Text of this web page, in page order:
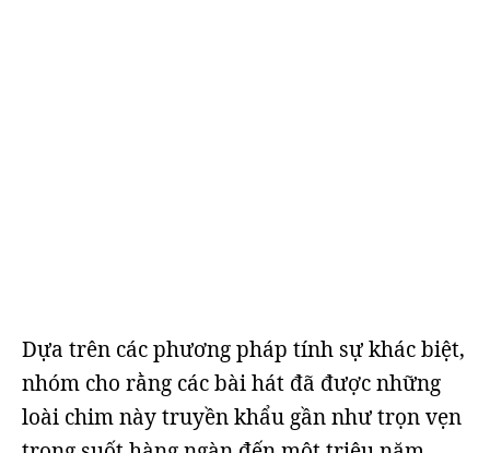
Dựa trên các phương pháp tính sự khác biệt,
nhóm cho rằng các bài hát đã được những
loài chim này truyền khẩu gần như trọn vẹn